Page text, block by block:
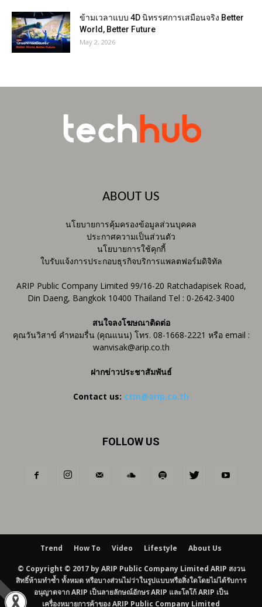
ข้ามเวลาแบบ 4D นิทรรศการเสมือนจริง Better
World, Better Future
May 2, 2026
ABOUT US
นโยบายการคุ้มครองข้อมูลส่วนบุคคล
ประกาศความเป็นส่วนตัว
นโยบายการใช้คุกกี้
ใบรับแจ้งการประกอบธุรกิจบริการแพลตฟอร์มดิจิทัล
ARIP Public Company Limited 99/16-20 Ratchadapisek Road,
Din Daeng, Bangkok 10400 Thailand Tel : 0-2642-3400
สนใจลงโฆษณาติดต่อ
คุณวันวิสาข์ คำหอมรื่น (คุณแนน) โทร. 08-1668-2221 หรือ email :
wanvisak@arip.co.th
ฝากข่าวประชาสัมพันธ์
Contact us: ctm@arip.co.th
FOLLOW US
Trend How To Video Lifestyle About Us
© Copyright © 2017 by ARIP Public Company Limited ARIP สงวน
สิทธิ์ห้ามทำซ้ำ ทั้งหมด หรือบางส่วนไม่ว่าในรูปแบบหรือสิ่งใดโดยไม่ได้รับการ
อนุญาตจาก ARIP เป็นลายลักษณ์อักษร ARIP และโลโก้ ARIP เป็น
เครื่องหมายการค้าของ ARIP Public Company Limited